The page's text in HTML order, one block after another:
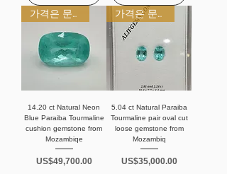
가격은 문의 바랍니다
14.20 ct Natural Neon
Blue Paraiba Tourmaline
cushion gemstone from
Mozambiqe
가격
US$49,700.00
가격은 문의 바랍니다
5.04 ct Natural Paraiba
Tourmaline pair oval cut
loose gemstone from
Mozambiq
가격
US$35,000.00